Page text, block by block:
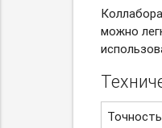
можно